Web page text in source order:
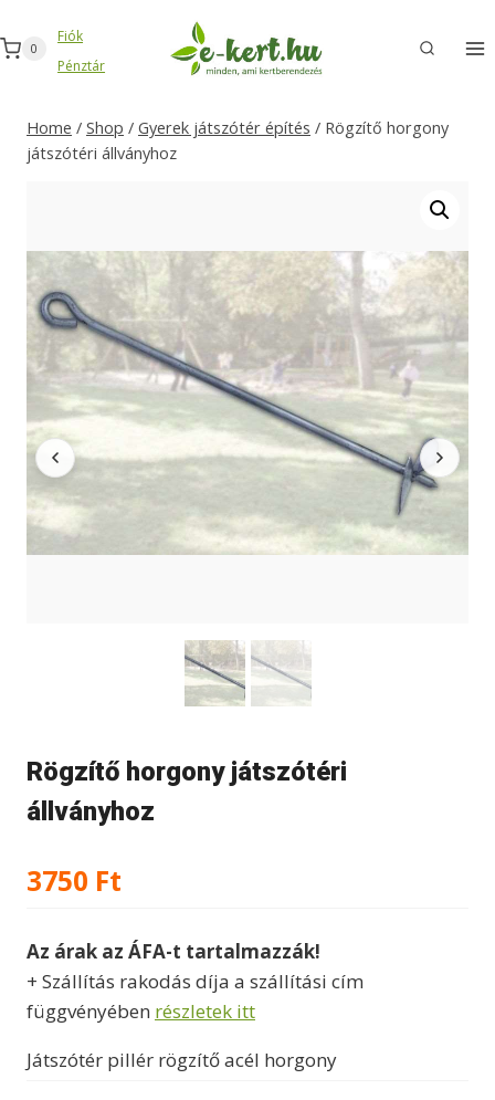
to
content
0
Fiók
Pénztár
Home / Shop / Gyerek játszótér építés / Rögzítő horgony
játszótéri állványhoz
Rögzítő horgony játszótéri
állványhoz
3750 Ft
Az árak az ÁFA-t tartalmazzák!
+ Szállítás rakodás díja a szállítási cím
függvényében részletek itt
Játszótér pillér rögzítő acél horgony